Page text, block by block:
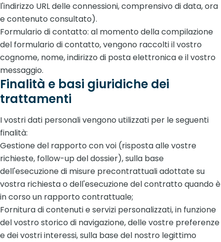
l'indirizzo URL delle connessioni, comprensivo di data, ora
e contenuto consultato).
Formulario di contatto: al momento della compilazione
del formulario di contatto, vengono raccolti il vostro
cognome, nome, indirizzo di posta elettronica e il vostro
messaggio.
Finalità e basi giuridiche dei
trattamenti
I vostri dati personali vengono utilizzati per le seguenti
finalità:
Gestione del rapporto con voi (risposta alle vostre
richieste, follow-up del dossier), sulla base
dell'esecuzione di misure precontrattuali adottate su
vostra richiesta o dell'esecuzione del contratto quando è
in corso un rapporto contrattuale;
Fornitura di contenuti e servizi personalizzati, in funzione
del vostro storico di navigazione, delle vostre preferenze
e dei vostri interessi, sulla base del nostro legittimo